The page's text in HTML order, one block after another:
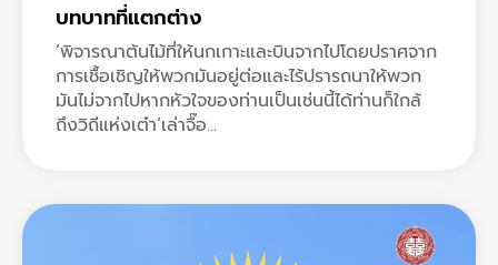
บทบาทที่แตกต่าง
‘พิจารณาต้นไม้ที่ให้นกเกาะและบินจากไปโดยปราศจาก
การเชื้อเชิญให้พวกมันอยู่ต่อและไร้ปรารถนาให้พวก
มันไม่จากไปหากหัวใจของท่านเป็นเช่นนี้ได้ท่านก็ใกล้
ถึงวิถีแห่งเต๋า’เล่าจื๊อ...